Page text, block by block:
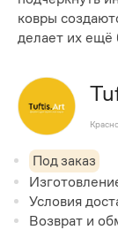
ковры
делает их ещё
Под заказ
Условия
Возврат и